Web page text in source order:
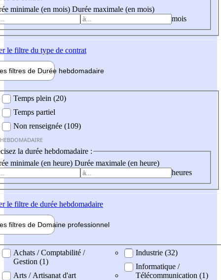
minimale (en mois) Durée maximale (en mois)
mois
le filtre du type de contrat
filtres de Durée hebdomadaire
Temps plein (20)
Temps partiel
Non renseignée (109)
la durée hebdomadaire :
minimale (en heure) Durée maximale (en heure)
heures
le filtre de durée hebdomadaire
filtres de Domaine professionnel
professionel
Achats / Comptabilité /
Gestion (1)
Arts / Artisanat d'art
Industrie (32)
Informatique /
Télécommunication (1)